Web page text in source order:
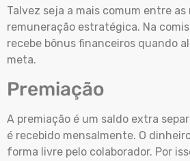
Talvez seja a mais comum entre as
remuneração estratégica. Na
recebe bônus financeiros quando
meta.
Premiação
A premiação é um saldo extra
é recebido mensalmente. O
forma livre pelo colaborador. Por